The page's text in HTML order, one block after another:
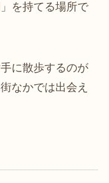
を持てる場所で
に散歩するのが
なかでは出会え